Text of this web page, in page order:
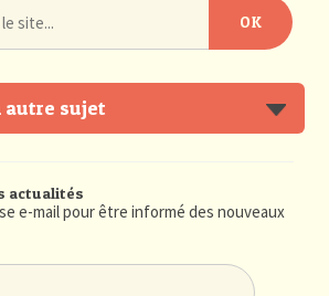
autre sujet
actualités
e-mail pour être informé des nouveaux